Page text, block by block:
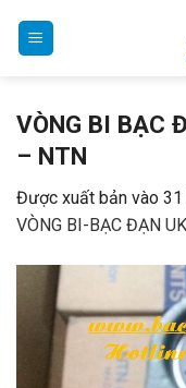
VÒNG BI BẠC
– NTN
Được xuất bản vào 31
VÒNG BI-BẠC ĐẠN